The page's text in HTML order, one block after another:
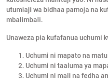
utumiaji wa bidhaa pamoja na
mbalimbali.
Unaweza pia kufafanua uchumi
Uchumi ni mapato na
Uchumi ni taaluma ya
Uchumi ni mali na fedha